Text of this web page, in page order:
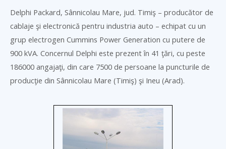
Delphi Packard, Sânnicolau Mare, jud. Timiş – producător de
cablaje şi electronică pentru industria auto – echipat cu un
grup electrogen Cummins Power Generation cu putere de
900 kVA. Concernul Delphi este prezent în 41 ţări, cu peste
186000 angajaţi, din care 7500 de persoane la puncturile de
producţie din Sânnicolau Mare (Timiş) şi Ineu (Arad).